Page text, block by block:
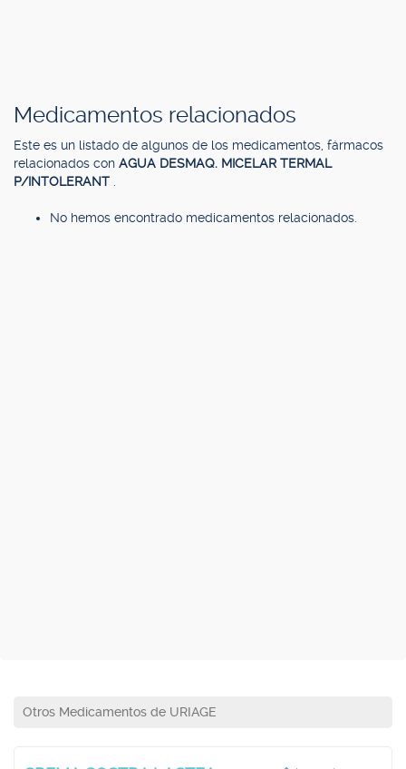
Medicamentos relacionados
Este es un listado de algunos de los medicamentos, fármacos
relacionados con AGUA DESMAQ. MICELAR TERMAL
P/INTOLERANT
No hemos encontrado medicamentos relacionados.
Otros Medicamentos de URIAGE